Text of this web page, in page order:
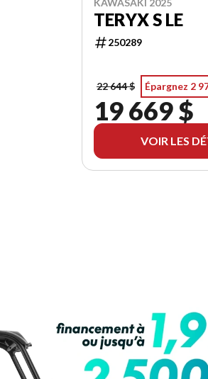
KAWASAKI 2025
TERYX S LE
250289
22 644 $ Épargnez 2
19 669 $
VOIR LES